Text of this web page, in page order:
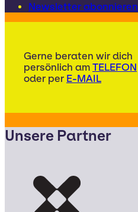
Newsletter abonnieren
Gerne beraten wir dich
persönlich am TELEFON
oder per E-MAIL
Unsere Partner